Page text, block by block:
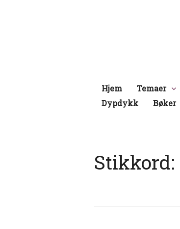
Hjem Temaer
Dypdykk
Bøker
Stikkord: